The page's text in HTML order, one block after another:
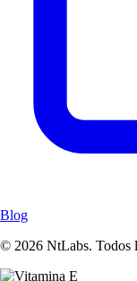
Blog
© 2026 NtLabs. Todos